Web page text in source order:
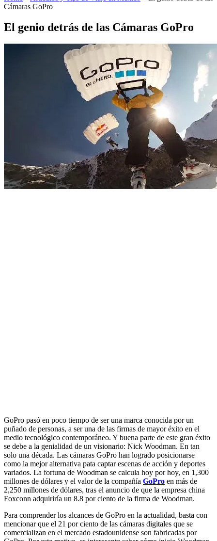
Cámaras GoPro
El genio detrás de las Cámaras GoPro
GoPro pasó en poco tiempo de ser una marca conocida por un
puñado de personas, a ser una de las firmas de mayor éxito en el
medio tecnológico contemporáneo. Y buena parte de este gran éxito
se debe a la genialidad de un visionario: Nick Woodman. En tan
solo una década. Las cámaras GoPro han logrado posicionarse
como la mejor alternativa pata captar escenas de acción y deportes
variados. La fortuna de Woodman se calcula hoy por hoy, en 1,300
millones de dólares y el valor de la compañía GoPro en más de
2,250 millones de dólares, tras el anuncio de que la empresa china
Foxconn adquiriría un 8.8 por ciento de la firma de Woodman.
Para comprender los alcances de GoPro en la actualidad, basta con
mencionar que el 21 por ciento de las cámaras digitales que se
comercializan en el mercado estadounidense son fabricadas por